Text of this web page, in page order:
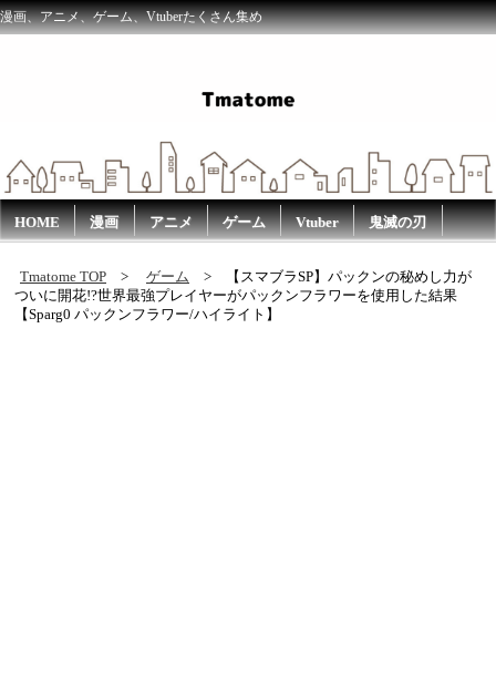
漫画、アニメ、ゲーム、Vtuberたくさん集め
HOME 漫画 アニメ ゲーム Vtuber 鬼滅の刃
Tmatome TOP ゲーム
【スマブラSP】パックンの秘めし力が
ついに開花!?世界最強プレイヤーがパックンフラワーを使用した結果
【Sparg0 パックンフラワー/ハイライト】